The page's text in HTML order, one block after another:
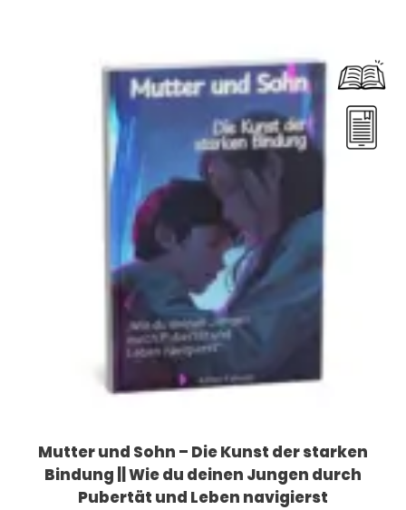
Mutter und Sohn – Die Kunst der starken
Bindung || Wie du deinen Jungen durch
Pubertät und Leben navigierst